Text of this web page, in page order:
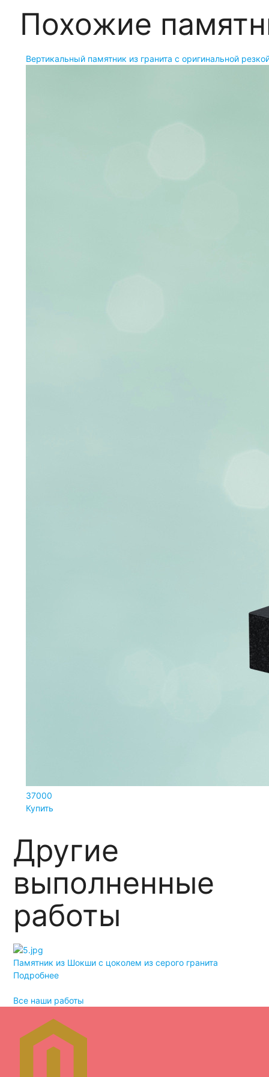
Похожие
Вертикальный памятник из гранита с оригинальной
37000
Купить
Другие
выполненные
работы
Памятник из Шокши с цоколем из серого гранита
Подробнее
Все наши работы